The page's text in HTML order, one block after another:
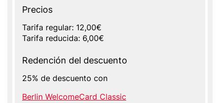
Precios
Tarifa regular: 12,00€
Tarifa reducida: 6,00€
Redención del descuento
25% de descuento con
Berlin WelcomeCard Classic